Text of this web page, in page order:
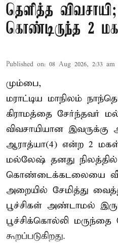
தெளித்த
கொண்டிருந்த 2
Published on: 08 Aug 2026, 2:33 am
மும்பை,
மராட்டிய மாநிலம்
கிராமத்தை சேர்ந்தவர்
விவசாயியான இவருக்கு
ஆராத்யா(4) என்ற 2
மல்லேஷ் தனது
கொண்டைக்கடலையை
அறையில் சேமித்து
பூச்சிகள் அண்டாமல்
பூச்சிக்கொல்லி மருந்தை
கூறப்படுகிறது.